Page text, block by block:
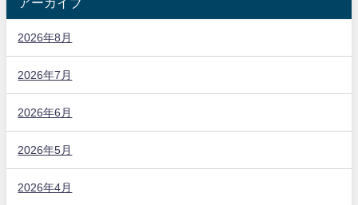
2026年8月
2026年7月
2026年6月
2026年5月
2026年4月